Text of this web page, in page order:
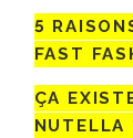
5
FAST
ÇA
NUTELLA